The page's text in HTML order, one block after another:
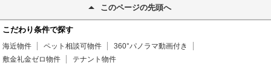
このページの先頭へ
こだわり条件で探す
海近物件 ペット相談可物件
360°パノラマ動画付き
敷金礼金ゼロ物件
テナント物件